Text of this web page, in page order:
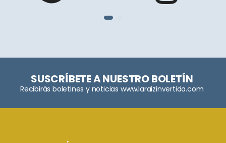
SUSCRÍBETE A NUESTRO BOLETÍN
Recibirás boletines y noticias www.laraizinvertida.com